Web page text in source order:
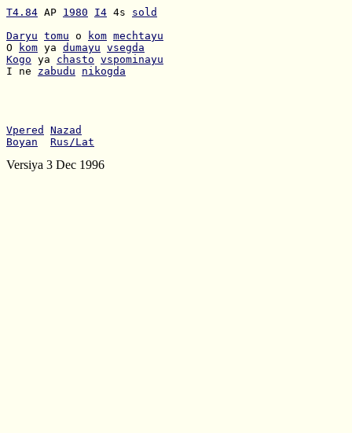
T4.84 AP 1980 I4 4s sold
Daryu tomu o kom mechtayu
O
kom ya dumayu vsegda
Kogo ya chasto vspominayu
I ne zabudu nikogda
Vpered
Nazad
Boyan
Rus/Lat
Versiya 3 Dec 1996